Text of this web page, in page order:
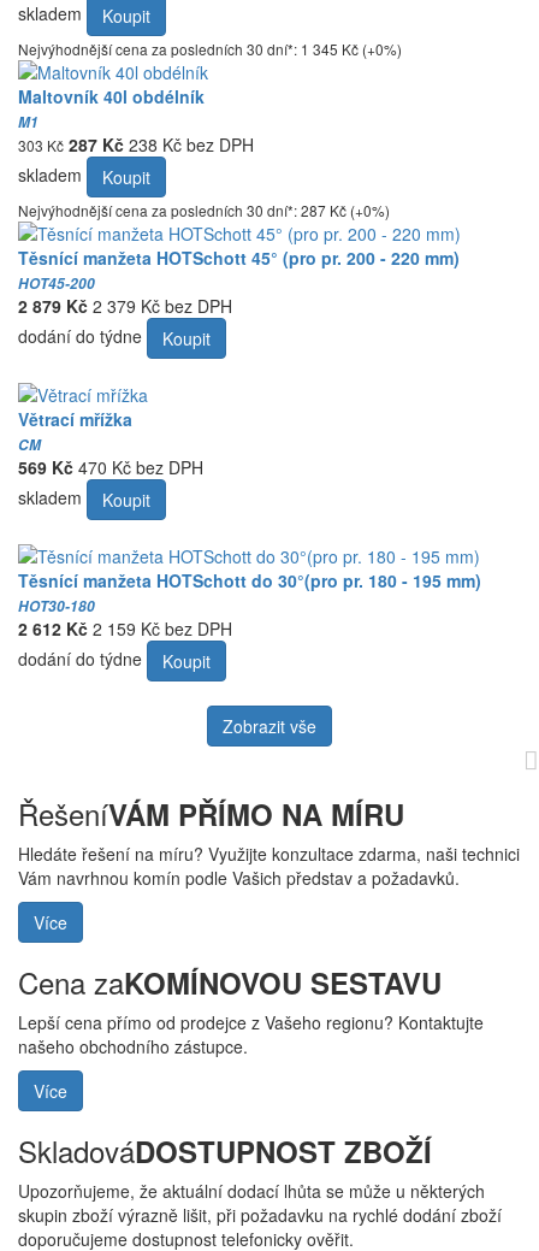
skladem
Koupit
Nejvýhodnější cena za posledních 30 dní*: 1 345 Kč (+0%)
Maltovník 40l obdélník
M1
303 Kč 287 Kč 238 Kč bez DPH
skladem
Koupit
Nejvýhodnější cena za posledních 30 dní*: 287 Kč (+0%)
Těsnící manžeta HOTSchott 45° (pro pr. 200 - 220 mm)
HOT45-200
2 879 Kč 2 379 Kč bez DPH
dodání do týdne
Koupit
Větrací mřížka
CM
569 Kč 470 Kč bez DPH
skladem
Koupit
Těsnící manžeta HOTSchott do 30°(pro pr. 180 - 195 mm)
HOT30-180
2 612 Kč 2 159 Kč bez DPH
dodání do týdne
Koupit
Zobrazit vše
ŘešeníVÁM PŘÍMO NA MÍRU
Hledáte řešení na míru? Využijte konzultace zdarma, naši technici
Vám navrhnou komín podle Vašich představ a požadavků.
Více
Cena zaKOMÍNOVOU SESTAVU
Lepší cena přímo od prodejce z Vašeho regionu? Kontaktujte
našeho obchodního zástupce.
Více
SkladováDOSTUPNOST ZBOŽÍ
Upozorňujeme, že aktuální dodací lhůta se může u některých
skupin zboží výrazně lišit, při požadavku na rychlé dodání zboží
doporučujeme dostupnost telefonicky ověřit.